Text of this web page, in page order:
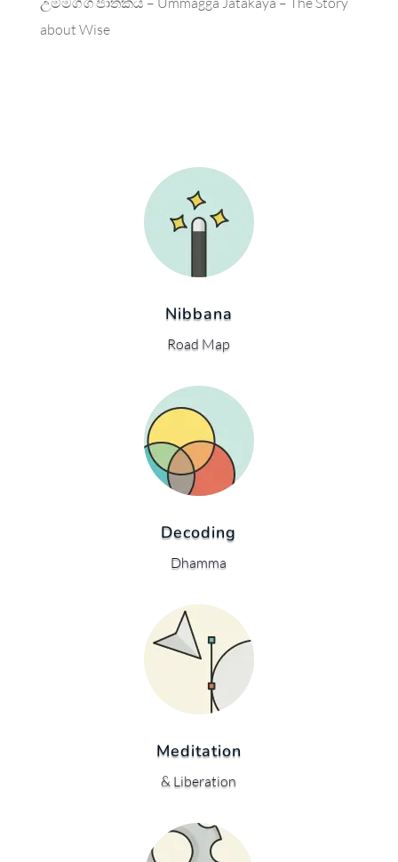
about Wise
Nibbana
Road Map
Decoding
Dhamma
Meditation
& Liberation